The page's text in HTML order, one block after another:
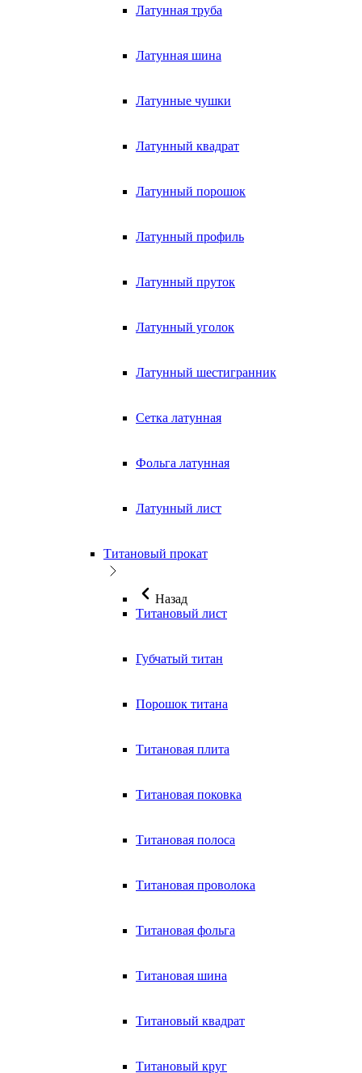
Латунная труба
Латунная шина
Латунные чушки
Латунный квадрат
Латунный порошок
Латунный профиль
Латунный пруток
Латунный уголок
Латунный шестигранник
Сетка латунная
Фольга латунная
Латунный лист
Титановый прокат
Назад
Титановый лист
Губчатый титан
Порошок титана
Титановая плита
Титановая поковка
Титановая полоса
Титановая проволока
Титановая фольга
Титановая шина
Титановый квадрат
Титановый круг